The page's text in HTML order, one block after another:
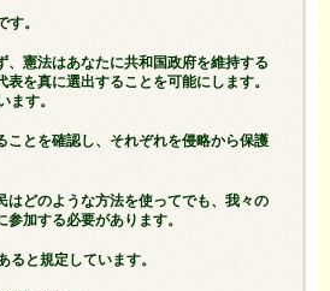
す。
憲法はあなたに共和国政府を維持する
を真に選出することを可能にします。
ます。
ことを確認し、それぞれを侵略から保護
はどのような方法を使ってでも、我々の
加する必要があります。
ると規定しています。